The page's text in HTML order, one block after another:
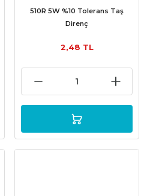
510R 5W %10 Tolerans Taş
Direnç
2,48 TL